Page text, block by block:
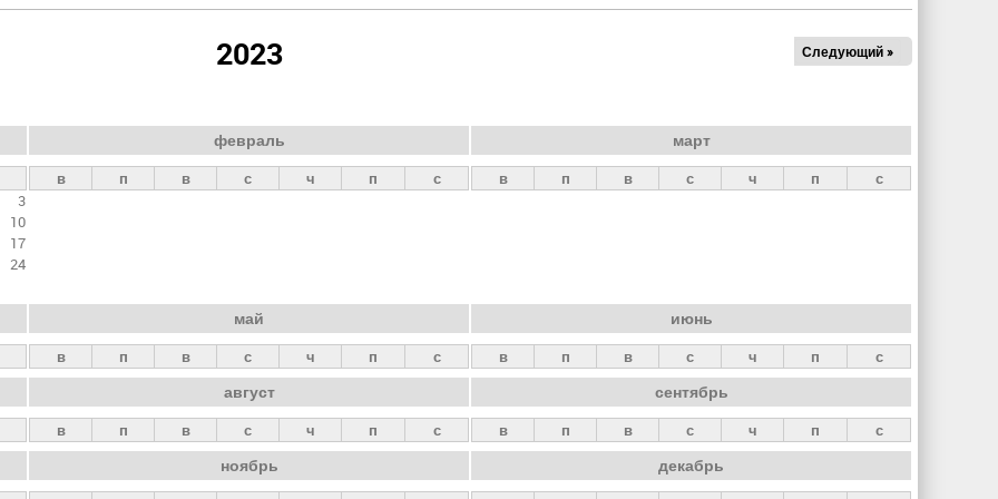
2023 Следующий »
3
10
17
24
февраль
в п в с ч п с
март
в п в с ч п с
май
в п в с ч п с
июнь
в п в с ч п с
август
в п в с ч п с
сентябрь
в п в с ч п с
ноябрь декабрь